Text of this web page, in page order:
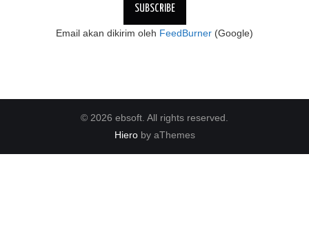
Email akan dikirim oleh FeedBurner (Google)
© 2026 ebsoft. All rights reserved.
Hieroby aThemes